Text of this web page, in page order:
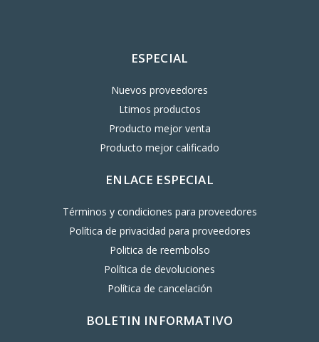
ESPECIAL
Nuevos proveedores
Ltimos productos
Producto mejor venta
Producto mejor calificado
ENLACE ESPECIAL
Términos y condiciones para proveedores
Política de privacidad para proveedores
Politica de reembolso
Política de devoluciones
Política de cancelación
BOLETIN INFORMATIVO